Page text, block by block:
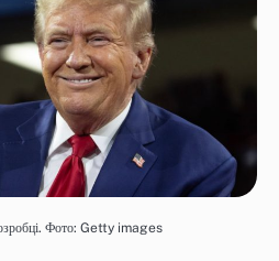
Фото: Getty images